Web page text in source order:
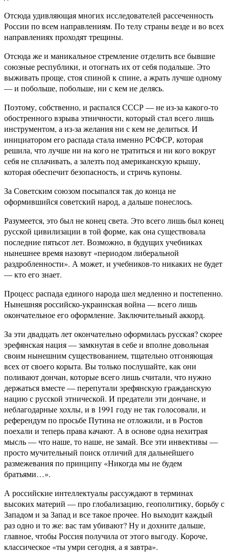
Отсюда удивляющая многих исследователей рассеченность
России по всем направлениям. По телу страны везде и во всех
направлениях проходят трещины.
Отсюда же и маникальное стремление отделить все бывшие
союзные республики, и отогнать их от себя подальше. Это
выживать проще, стоя спиной к спине, а жрать лучше одному
— и побольше, побольше, ни с кем не делясь.
Поэтому, собственно, и распался СССР — не из-за какого-то
обостренного взрыва этничности, который стал всего лишь
инструментом, а из-за желания ни с кем не делиться. И
инициатором его распада стала именно РСФСР, которая
решила, что лучше ни на кого не тратиться и ни кого вокруг
себя не сплачивать, а залезть под американскую крышу,
которая обеспечит безопасность, и стричь купоны.
За Советским союзом посыпался так до конца не
оформившийся советский народ, а дальше понеслось.
Разумеется, это был не конец света. Это всего лишь был конец
русской цивилизации в той форме, как она существовала
последние пятьсот лет. Возможно, в будущих учебниках
нынешнее время назовут «периодом либеральной
раздробленности». А может, и учебников-то никаких не будет
— кто его знает.
Процесс распада единого народа шел медленно и постепенно.
Нынешняя российско-украинская война — всего лишь
окончательное его оформление. Заключительный аккорд.
За эти двадцать лет окончательно оформилась русская? скорее
эрефянская нация — замкнутая в себе и вполне довольная
своим нынешним существованием, тщательно отгоняющая
всех от своего корыта. Вы только послушайте, как они
поливают дончан, которые всего лишь считали, что нужно
держаться вместе — перепутали эрефянскую гражданскую
нацию с русской этнической. И предатели эти дончане, и
неблагодарные хохлы, и в 1991 году не так голосовали, и
референдум по просьбе Путина не отложили, и в Ростов
поехали и теперь права качают. А в основе одна нехитрая
мысль — что наше, то наше, не замай. Все эти инвективы —
просто мучительный поиск отличий для дальнейшего
размежевания по принципу «Никогда мы не будем
братьями…».
А российские интеллектуалы рассуждают в терминах
высоких материй — про глобализацию, геополитику, борьбу с
Западом и за Запад и все такое прочее. Но выходит каждый
раз одно и то же: вас там убивают? Ну и дохните дальше,
главное, чтобы Россия получила от этого выгоду. Короче,
классическое «ты умри сегодня, а я завтра».